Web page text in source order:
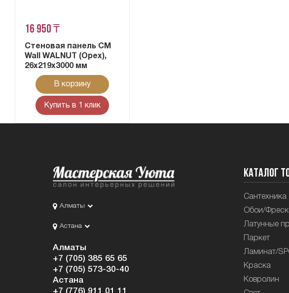
16 950 ₸
Стеновая панель CM
Wall WALNUT (Орех),
26x219x3000 мм
В корзину
Купить в 1 клик
Алматы
Астана
Алматы
+7 (705) 385 65 65
+7 (705) 573-30-40
Астана
+7 (776) 911 01 11
Каталог
Сантехника
Обои/
Латунные
Паркет
Ламинат/
Краска
Ковролин